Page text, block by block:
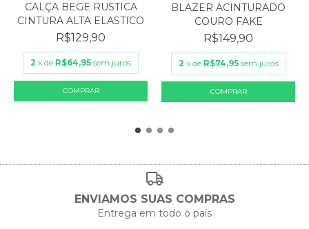
CALÇA BEGE RUSTICA
CINTURA ALTA ELASTICO
R$129,90
2 x de R$64,95 sem juros
BLAZER ACINTURADO
COURO FAKE
R$149,90
2 x de R$74,95 sem juros
ENVIAMOS SUAS COMPRAS
Entrega em todo o país